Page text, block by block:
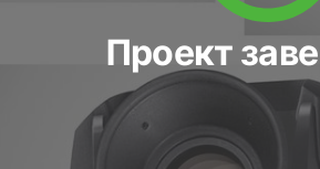
Проект